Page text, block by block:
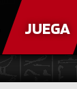
JUEGA